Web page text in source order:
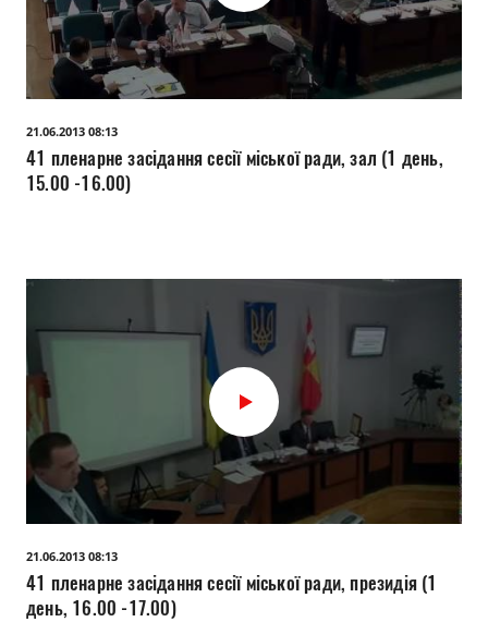
21.06.2013 08:13
41 пленарне засідання сесії міської ради, зал (1 день,
15.00 -16.00)
21.06.2013 08:13
41 пленарне засідання сесії міської ради, президія (1
день, 16.00 -17.00)